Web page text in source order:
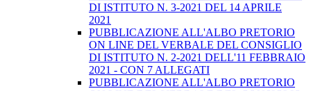
DI ISTITUTO N. 3-2021 DEL 14 APRILE
2021
PUBBLICAZIONE ALL'ALBO PRETORIO
ON LINE DEL VERBALE DEL CONSIGLIO
DI ISTITUTO N. 2-2021 DELL'11 FEBBRAIO
2021 - CON 7 ALLEGATI
PUBBLICAZIONE ALL'ALBO PRETORIO